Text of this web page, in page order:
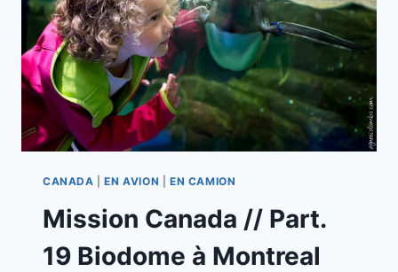
CANADA |EN AVION EN CAMION
Mission Canada // Part.
19 Biodome à Montreal